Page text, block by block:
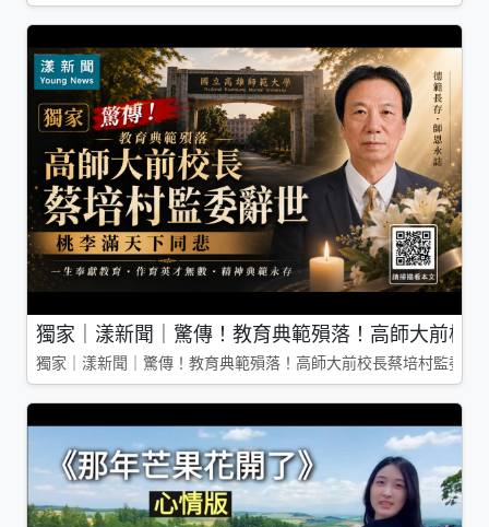
獨家｜漾新聞｜驚傳！教育典範殞落！高師大前校
獨家｜漾新聞｜驚傳！教育典範殞落！高師大前校長蔡培村監委